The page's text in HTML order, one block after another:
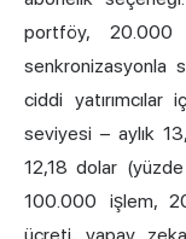
portföy,
senkronizasyonla
ciddi yatırımcılar
seviyesi – aylık
12,18 dolar
100.000 işlem,